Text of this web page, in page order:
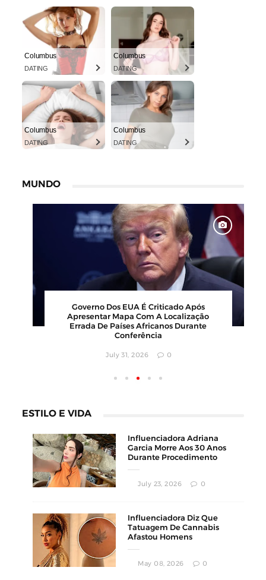
Columbus
DATING
Columbus
DATING
Columbus
DATING
Columbus
DATING
MUNDO
Governo Dos EUA É Criticado Após
Apresentar Mapa Com A Localização
Errada De Países Africanos Durante
Conferência
July 31, 2026 0
ESTILO E VIDA
Influenciadora Adriana
Garcia Morre Aos 30 Anos
Durante Procedimento
July 23, 2026 0
Influenciadora Diz Que
Tatuagem De Cannabis
Afastou Homens
May 08, 2026 0